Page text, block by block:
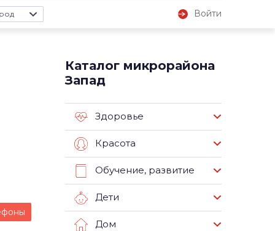
Войти
Каталог микрорайона
Запад
Здоровье
Красота
Обучение, развитие
Дети
Дом